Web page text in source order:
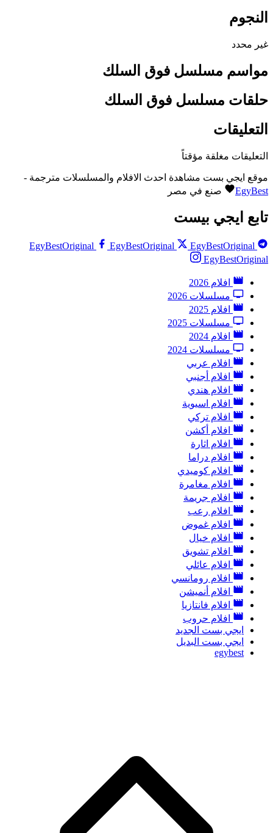
النجوم
غير محدد
مواسم مسلسل فوق السلك
حلقات مسلسل فوق السلك
التعليقات
التعليقات مغلقة مؤقتاً
موقع ايجي بست مشاهدة احدث الافلام والمسلسلات مترجمة -
EgyBest
صنع في مصر
تابع ايجي بيست
EgyBestOriginal EgyBestOriginal
EgyBestOriginal
EgyBestOriginal
افلام 2026
مسلسلات 2026
افلام 2025
مسلسلات 2025
افلام 2024
مسلسلات 2024
افلام عربي
افلام أجنبي
افلام هندي
افلام اسيوية
افلام تركي
افلام أكشن
افلام اثارة
افلام دراما
افلام كوميدي
افلام مغامرة
افلام جريمة
افلام رعب
افلام غموض
افلام خيال
افلام تشويق
افلام عائلي
افلام رومانسي
افلام أنميشن
افلام فانتازيا
افلام حروب
ايجي بست الجديد
ايجي بست البديل
egybest